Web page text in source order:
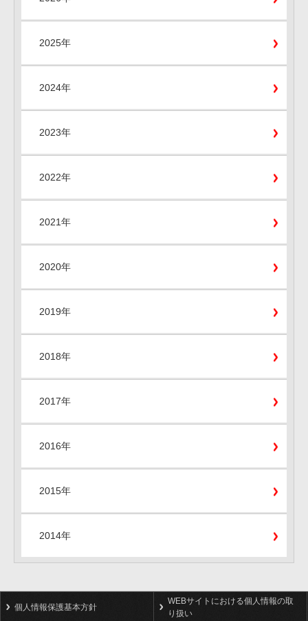
2025年
2024年
2023年
2022年
2021年
2020年
2019年
2018年
2017年
2016年
2015年
2014年
個人情報保護基本方針
WEBサイトにおける個人情報の取
り扱い